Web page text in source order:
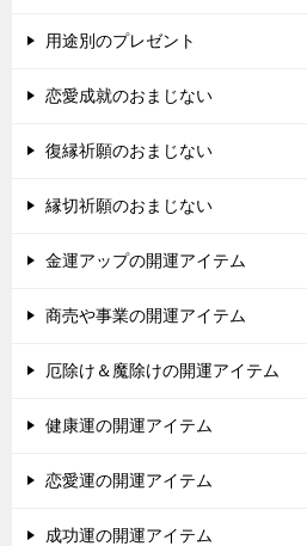
用途別のプレゼント
恋愛成就のおまじない
復縁祈願のおまじない
縁切祈願のおまじない
金運アップの開運アイテム
商売や事業の開運アイテム
厄除け＆魔除けの開運アイテム
健康運の開運アイテム
恋愛運の開運アイテム
成功運の開運アイテム